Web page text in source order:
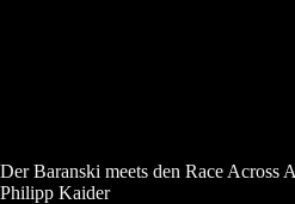
Der Baranski meets den Race Across
Philipp Kaider